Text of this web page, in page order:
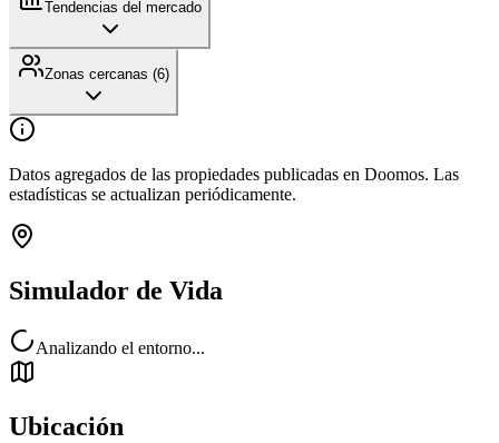
Tendencias del mercado
Zonas cercanas (6)
Datos agregados de las propiedades publicadas en Doomos. Las
estadísticas se actualizan periódicamente.
Simulador de Vida
Analizando el entorno...
Ubicación